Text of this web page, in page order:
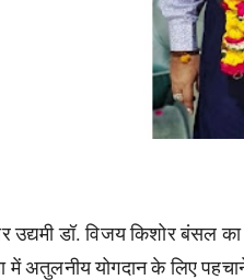
उद्यमी डॉ. विजय किशोर बंसल
में अतुलनीय योगदान के लिए